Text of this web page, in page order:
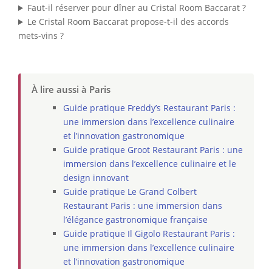
Faut-il réserver pour dîner au Cristal Room Baccarat ?
Le Cristal Room Baccarat propose-t-il des accords
mets-vins ?
À lire aussi à Paris
Guide pratique Freddy’s Restaurant Paris :
une immersion dans l’excellence culinaire
et l’innovation gastronomique
Guide pratique Groot Restaurant Paris : une
immersion dans l’excellence culinaire et le
design innovant
Guide pratique Le Grand Colbert
Restaurant Paris : une immersion dans
l’élégance gastronomique française
Guide pratique Il Gigolo Restaurant Paris :
une immersion dans l’excellence culinaire
et l’innovation gastronomique